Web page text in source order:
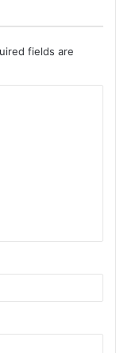
fields are